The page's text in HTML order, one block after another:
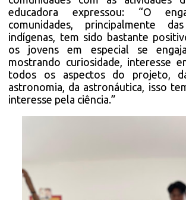
educadora expressou: “O
comunidades, principalmente
indígenas, tem sido bastante
os jovens em especial se
mostrando curiosidade, interesse
todos os aspectos do projeto,
astronomia, da astronáutica, isso
interesse pela ciência.”